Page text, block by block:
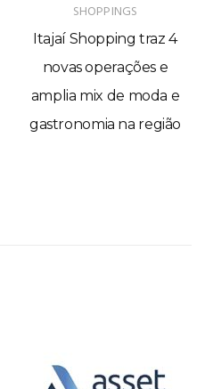
SHOPPINGS
Itajaí Shopping traz 4
novas operações e
amplia mix de moda e
gastronomia na região